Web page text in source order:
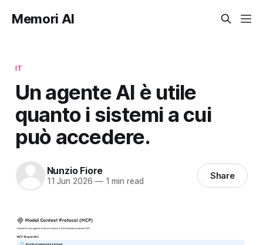
Memori AI
IT
Un agente AI è utile
quanto i sistemi a cui
può accedere.
Nunzio Fiore
11 Jun 2026 —1 min read Share